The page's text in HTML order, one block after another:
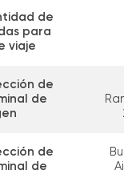
de
para
viaje
de
de
de
de